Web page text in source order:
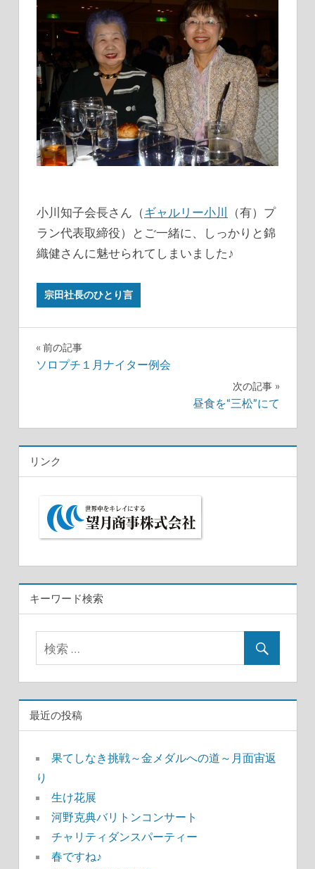
小川知子会長さん（ギャルリー小川 （有）プ
ラン代表取締役）とご一緒に、しっかりと錦
織健さんに魅せられてしまいました♪
宗田社長のひとり言
投
ナ
ビ
ゲ
ー
シ
ン
前の記事
ソロプチ１月ナイター例会
次の記事
昼食を“三松”にて
リンク
キーワード検索
最近の投稿
果てしなき挑戦～金メダルへの道～月面宙返
り
生け花展
河野克典バリトンコンサート
チャリティダンスパーティー
春ですね♪